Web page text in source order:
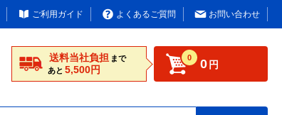
ご利用ガイド よくあるご質問 お問い合わせ
送料当社負担 まで
あと 5,500円
0 0 円